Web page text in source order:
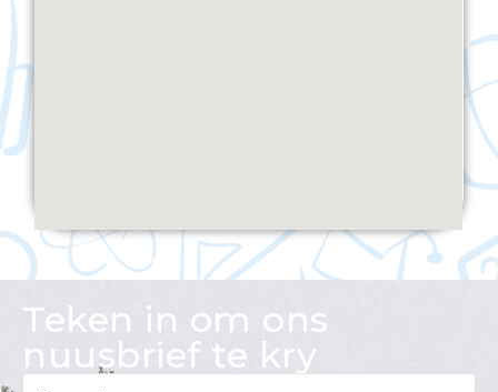
Teken in om ons
nuusbrief te kry